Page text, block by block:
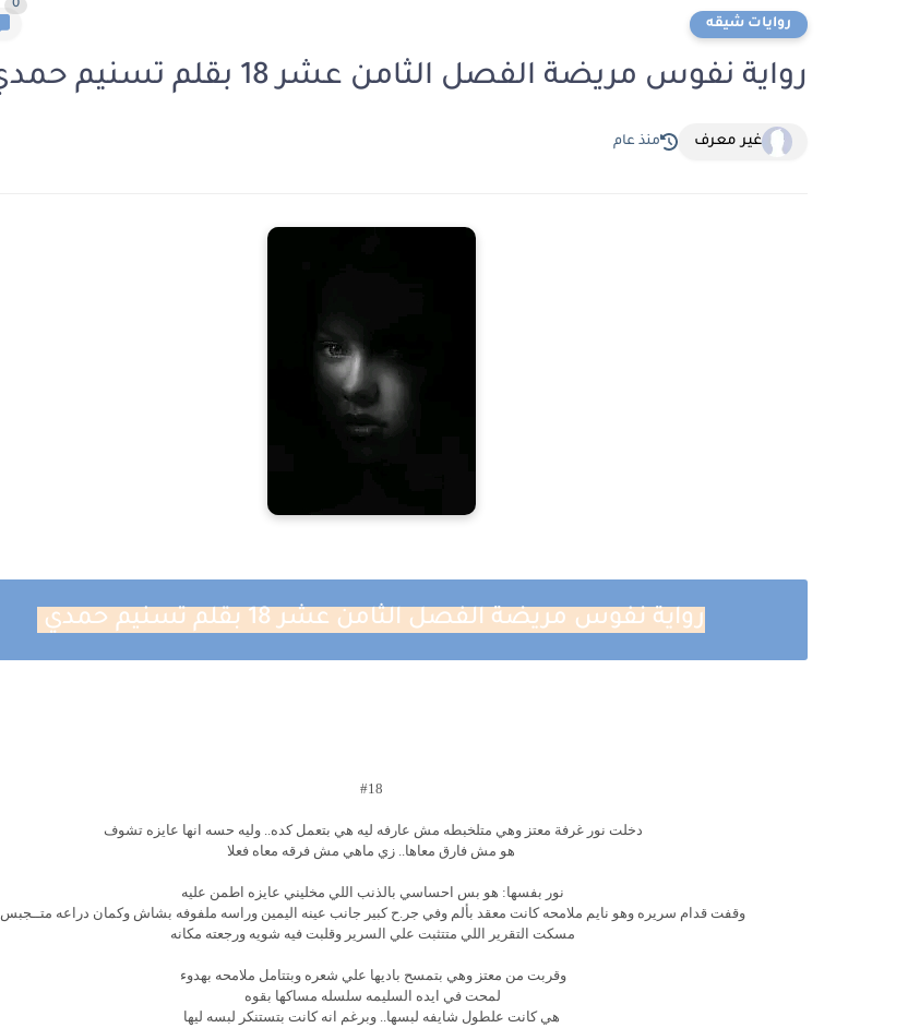
روايات شيقه
0
رواية نفوس مريضة الفصل الثامن عشر 18 بقلم تسنيم حمدي
غير معرف منذ عام
رواية نفوس مريضة الفصل الثامن عشر 18 بقلم تسنيم حمدي
#18
دخلت نور غرفة معتز وهي متلخبطه مش عارفه ليه هي بتعمل كده.. وليه حسه انها عايزه تشوف
هو مش فارق معاها.. زي ماهي مش فرقه معاه فعلا
نور بفسها: هو بس احساسي بالذنب اللي مخليني عايزه اطمن عليه
وقفت قدام سريره وهو نايم ملامحه كانت معقد بألم وفي جر.ح كبير جانب عينه اليمين وراسه ملفوفه بشاش وكمان دراعه متــجبس
مسكت التقرير اللي متتثبت علي السرير وقلبت فيه شويه ورجعته مكانه
وقربت من معتز وهي بتمسح باديها علي شعره وبتتامل ملامحه بهدوء
لمحت في ايده السليمه سلسله مساكها بقوه
هي كانت علطول شايفه لبسها.. وبرغم انه كانت بتستنكر لبسه ليها